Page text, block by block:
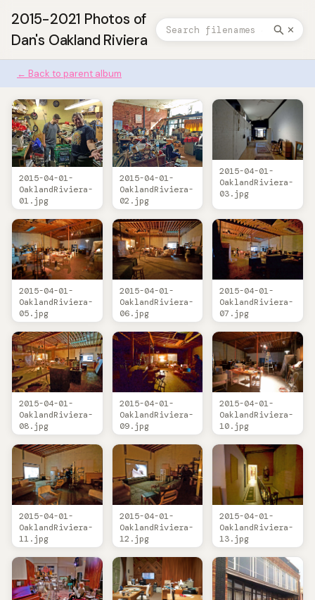
2015-2021 Photos of
Dan's Oakland Riviera
✕
← Back to parent album
2015-04-01-
OaklandRiviera-
01.jpg
2015-04-01-
OaklandRiviera-
02.jpg
2015-04-01-
OaklandRiviera-
03.jpg
2015-04-01-
OaklandRiviera-
05.jpg
2015-04-01-
OaklandRiviera-
06.jpg
2015-04-01-
OaklandRiviera-
07.jpg
2015-04-01-
OaklandRiviera-
08.jpg
2015-04-01-
OaklandRiviera-
09.jpg
2015-04-01-
OaklandRiviera-
10.jpg
2015-04-01-
OaklandRiviera-
11.jpg
2015-04-01-
OaklandRiviera-
12.jpg
2015-04-01-
OaklandRiviera-
13.jpg